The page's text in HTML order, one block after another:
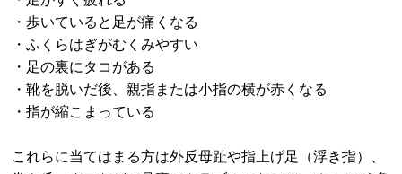
・歩いていると足が痛くなる
・ふくらはぎがむくみやすい
・足の裏にタコがある
・靴を脱いだ後、親指または小指の横が赤くなる
・指が縮こまっている
これらに当てはまる方は外反母趾や指上げ足（浮き指）、